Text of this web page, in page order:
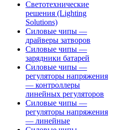
Светотехнические
решения (Lighting
Solutions)
Силовые чипы —
драйверы затворов
Силовые чипы —
зарядники батарей
Силовые чипы —
регуляторы напряжения
— контроллеры
линейных регуляторов
Силовые чипы —
регуляторы напряжения
— линейные